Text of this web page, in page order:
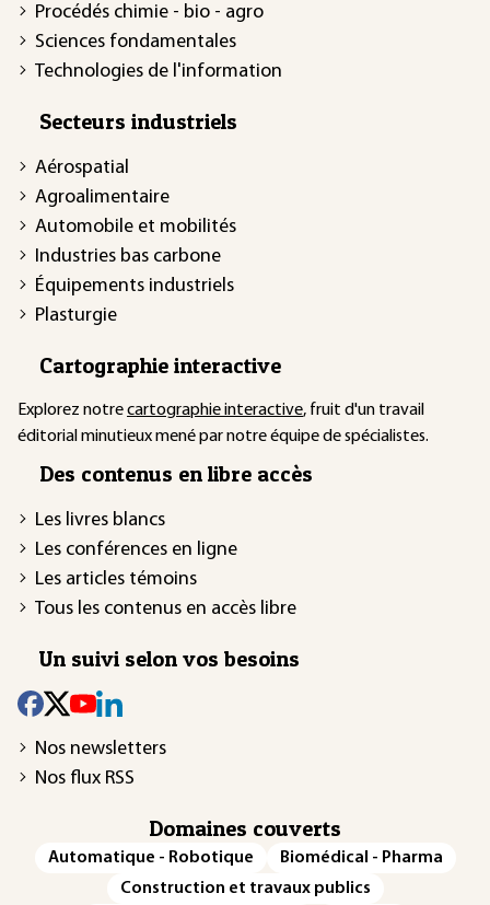
Procédés chimie - bio - agro
Sciences fondamentales
Technologies de l'information
Secteurs industriels
Aérospatial
Agroalimentaire
Automobile et mobilités
Industries bas carbone
Équipements industriels
Plasturgie
Cartographie interactive
Explorez notrecartographie interactive, fruit d'un travail
éditorial minutieux mené par notre équipe de spécialistes.
Des contenus en libre accès
Les livres blancs
Les conférences en ligne
Les articles témoins
Tous les contenus en accès libre
Un suivi selon vos besoins
Nos newsletters
Nos flux RSS
Domaines couverts
Automatique - Robotique
Biomédical - Pharma
Construction et travaux publics